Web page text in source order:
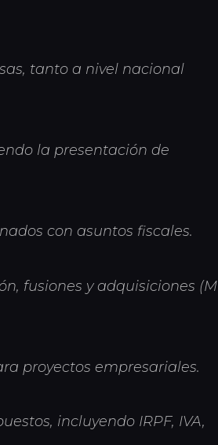
tanto a nivel nacional
la presentación de
con asuntos fiscales.
fusiones y adquisiciones (M
proyectos empresariales.
incluyendo IRPF, IVA,